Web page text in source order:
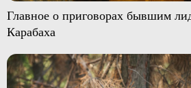
Главное о приговорах бывшим
Карабаха